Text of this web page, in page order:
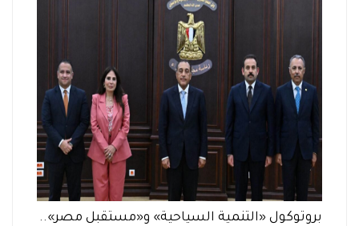
بروتوكول «التنمية السياحية» و«مستقبل مصر»..